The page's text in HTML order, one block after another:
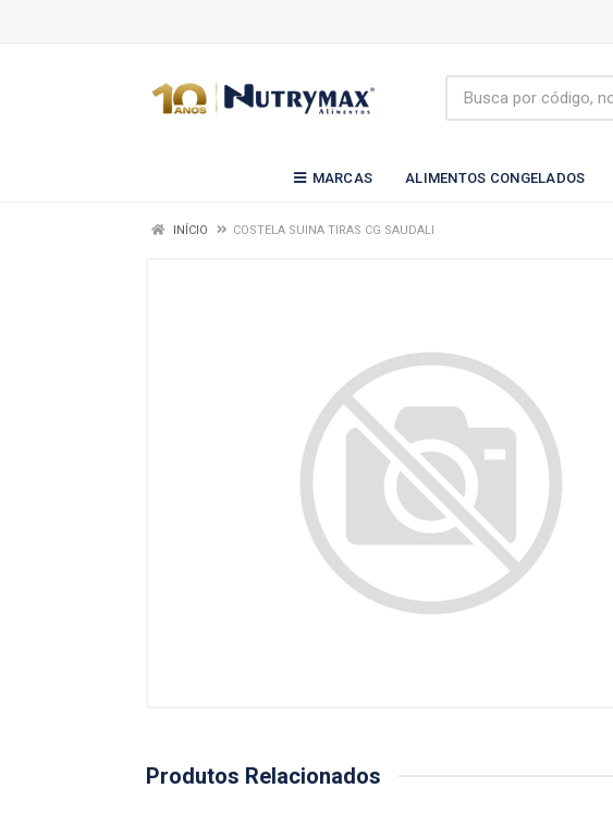
MARCAS ALIMENTOS CONGELADOS
INÍCIO COSTELA SUINA TIRAS CG SAUDALI
Produtos Relacionados